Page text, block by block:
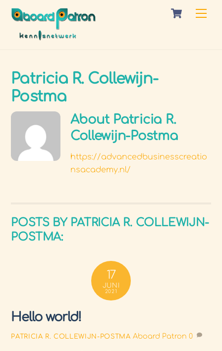
Skip
content
Cart
Patricia R. Collewijn-
Postma
About Patricia R.
Collewijn-Postma
https://advancedbusinesscreatio
nsacademy.nl/
POSTS BY PATRICIA R. COLLEWIJN-
POSTMA:
17
JUNI
2021
Hello world!
PATRICIA R. COLLEWIJN-POSTMA Aboard Patron 0